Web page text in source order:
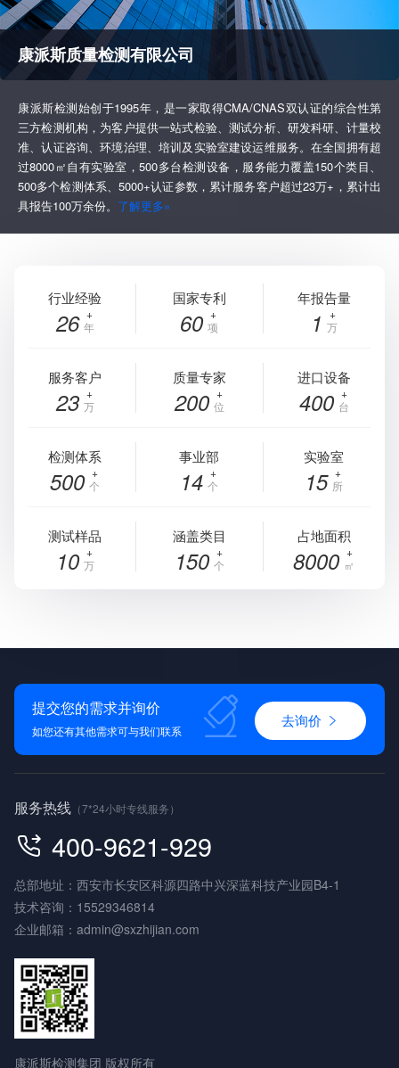
康派斯质量检测有限公司
康派斯检测始创于1995年，是一家取得CMA/CNAS双认证的综合性第
三方检测机构，为客户提供一站式检验、测试分析、研发科研、计量校
准、认证咨询、环境治理、培训及实验室建设运维服务。在全国拥有超
过8000㎡自有实验室，500多台检测设备，服务能力覆盖150个类目、
500多个检测体系、5000+认证参数，累计服务客户超过23万+，累计出
具报告100万余份。 了解更多»
行业经验
26 年
国家专利
60 项
年报告量
1 万
服务客户
23 万
质量专家
200 位
进口设备
400 台
检测体系
500 个
事业部
14 个
实验室
15 所
测试样品
10 万
涵盖类目
150 个
占地面积
8000 ㎡
提交您的需求并询价
如您还有其他需求可与我们联系
去询价
服务热线 （7*24小时专线服务）
400-9621-929
总部地址：西安市长安区科源四路中兴深蓝科技产业园B4-1
技术咨询： 15529346814
企业邮箱： admin@sxzhijian.com
康派斯检测集团 版权所有